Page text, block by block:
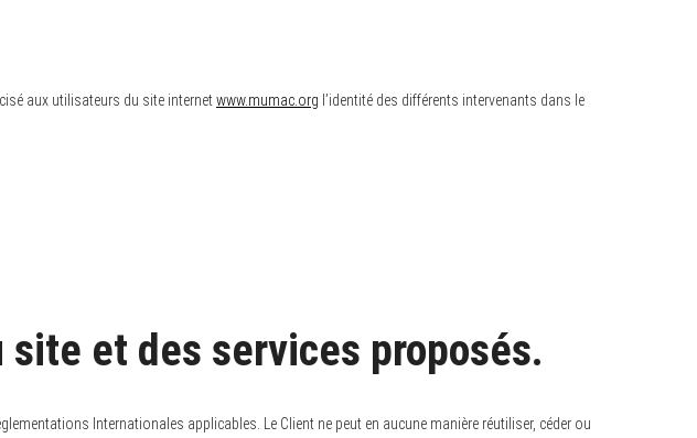
aux utilisateurs du site internetwww.mumac.org l’identité des différents intervenants dans le
et des services proposés.
Internationales applicables. Le Client ne peut en aucune manière réutiliser, céder ou